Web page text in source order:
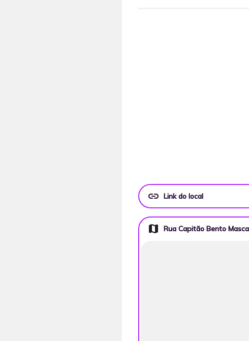
link Link do local
map Rua Capitão Bento